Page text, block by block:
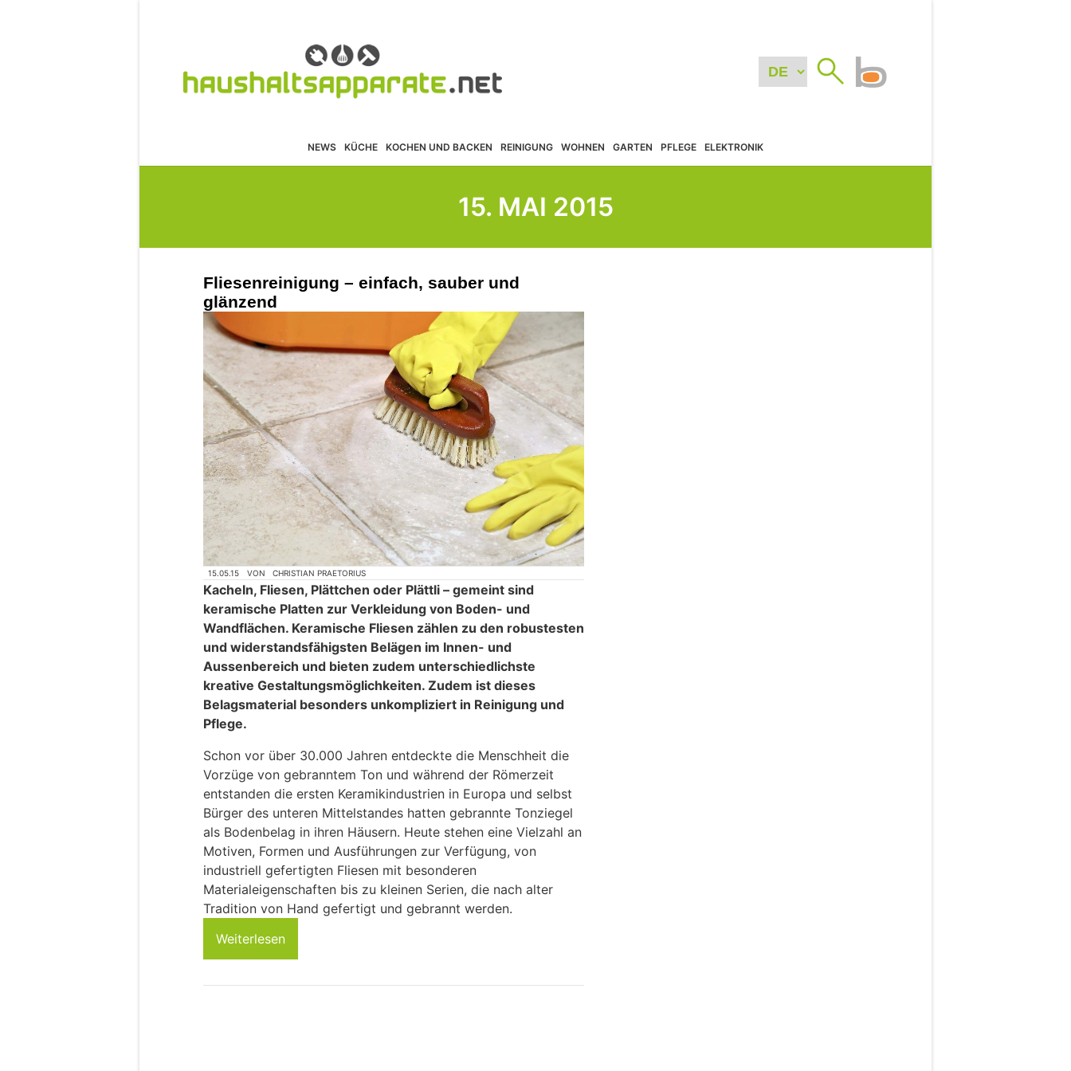
NEWS KÜCHE KOCHEN UND BACKEN REINIGUNG WOHNEN GARTEN PFLEGE ELEKTRONIK
15. MAI 2015
Fliesenreinigung – einfach, sauber und
glänzend
15.05.15 VON CHRISTIAN PRAETORIUS
Kacheln, Fliesen, Plättchen oder Plättli – gemeint sind
keramische Platten zur Verkleidung von Boden- und
Wandflächen. Keramische Fliesen zählen zu den robustesten
und widerstandsfähigsten Belägen im Innen- und
Aussenbereich und bieten zudem unterschiedlichste
kreative Gestaltungsmöglichkeiten. Zudem ist dieses
Belagsmaterial besonders unkompliziert in Reinigung und
Pflege.
Schon vor über 30.000 Jahren entdeckte die Menschheit die
Vorzüge von gebranntem Ton und während der Römerzeit
entstanden die ersten Keramikindustrien in Europa und selbst
Bürger des unteren Mittelstandes hatten gebrannte Tonziegel
als Bodenbelag in ihren Häusern. Heute stehen eine Vielzahl an
Motiven, Formen und Ausführungen zur Verfügung, von
industriell gefertigten Fliesen mit besonderen
Materialeigenschaften bis zu kleinen Serien, die nach alter
Tradition von Hand gefertigt und gebrannt werden.
Weiterlesen